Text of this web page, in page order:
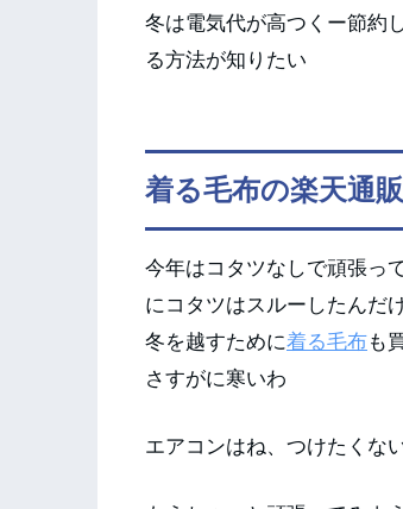
冬は電気代が高つくー節約
る方法が知りたい
着る毛布の楽天通
今年はコタツなしで頑張っ
にコタツはスルーしたんだ
冬を越すために着る毛布も
さすがに寒いわ
エアコンはね、つけたくな